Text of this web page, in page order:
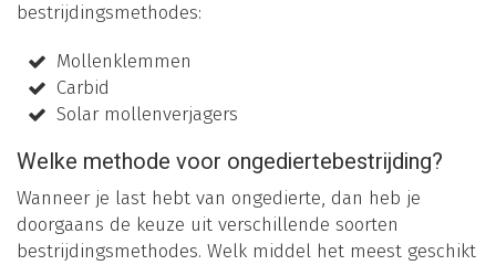
bestrijdingsmethodes:
Mollenklemmen
Carbid
Solar mollenverjagers
Welke methode voor ongediertebestrijding?
Wanneer je last hebt van ongedierte, dan heb je
doorgaans de keuze uit verschillende soorten
bestrijdingsmethodes. Welk middel het meest geschikt